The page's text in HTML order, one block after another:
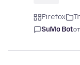
Firefox
SuMo Bot